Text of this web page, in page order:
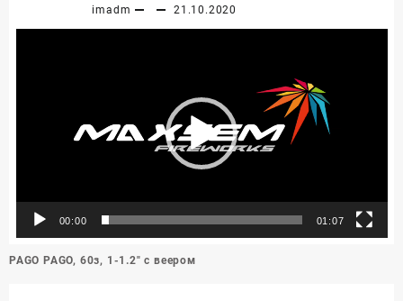
imadm 21.10.2020
00:00 01:07
Навигация
PAGO PAGO, 60з, 1-1.2″ с веером